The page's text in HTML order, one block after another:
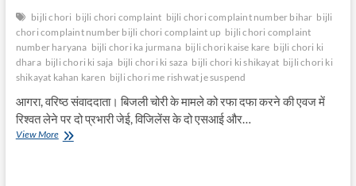
bijli chori bijli chori complaint bijli chori complaint number bihar bijli
chori complaint number bijli chori complaint up bijli chori complaint
number haryana bijli chori ka jurmana bijli chori kaise kare bijli chori ki
dhara bijli chori ki saja bijli chori ki saza bijli chori ki shikayat bijli chori ki
shikayat kahan karen bijli chori me rishwat je suspend
आगरा, वरिष्ठ संवाददाता। बिजली चोरी के मामले को रफा दफा करने की एवज में
रिश्वत लेने पर दो प्रभारी जेई, विजिलेंस के दो एसआई और…
View Moreबिजली